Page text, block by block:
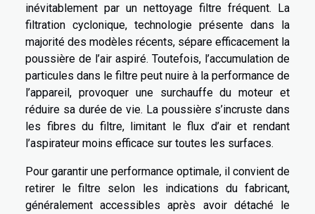
inévitablement par un nettoyage filtre fréquent. La
filtration cyclonique, technologie présente dans la
majorité des modèles récents, sépare efficacement la
poussière de l’air aspiré. Toutefois, l’accumulation de
particules dans le filtre peut nuire à la performance de
l’appareil, provoquer une surchauffe du moteur et
réduire sa durée de vie. La poussière s’incruste dans
les fibres du filtre, limitant le flux d’air et rendant
l’aspirateur moins efficace sur toutes les surfaces.
Pour garantir une performance optimale, il convient de
retirer le filtre selon les indications du fabricant,
généralement accessibles après avoir détaché le